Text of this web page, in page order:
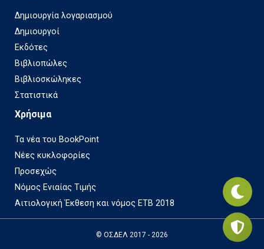
Δημιουργία λογαριασμού
Δημιουργοί
Εκδότες
Βιβλιοπώλες
Βιβλιοσκώληκες
Στατιστικά
Χρήσιμα
Τα νέα του BookPoint
Νέες κυκλοφορίες
Προσεχώς
Νόμος Ενιαίας Τιμής
Αιτιολογική Έκθεση και νόμος ΕΤΒ 2018
© ΟΣΔΕΛ 2017 - 2026